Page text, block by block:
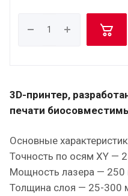
3D-принтер,
печати
Основные
Точность по осям XY —
Мощность лазера — 250
Толщина слоя — 25-300